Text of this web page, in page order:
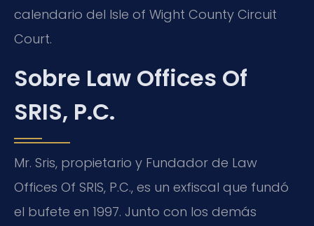
calendario del Isle of Wight County Circuit
Court.
Sobre Law Offices Of
SRIS, P.C.
Mr. Sris, propietario y Fundador de Law
Offices Of SRIS, P.C., es un exfiscal que fundó
el bufete en 1997. Junto con los demás